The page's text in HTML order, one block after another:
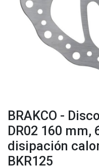
BRAKCO -
DR02 160 mm,
disipación
BKR125